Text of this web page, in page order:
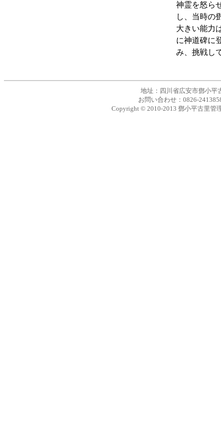
神霊を怒ら
し、当時の
大きい能力
に神道碑に
み、挑戦し
地址：四川省広安市鄧小平
お問い合わせ：0826-
Copyright © 2010-2013 鄧小平古里管